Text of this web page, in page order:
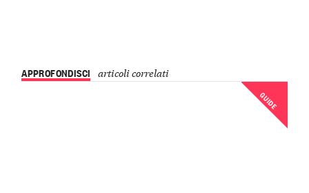
APPROFONDISCI articoli correlati
GUIDE